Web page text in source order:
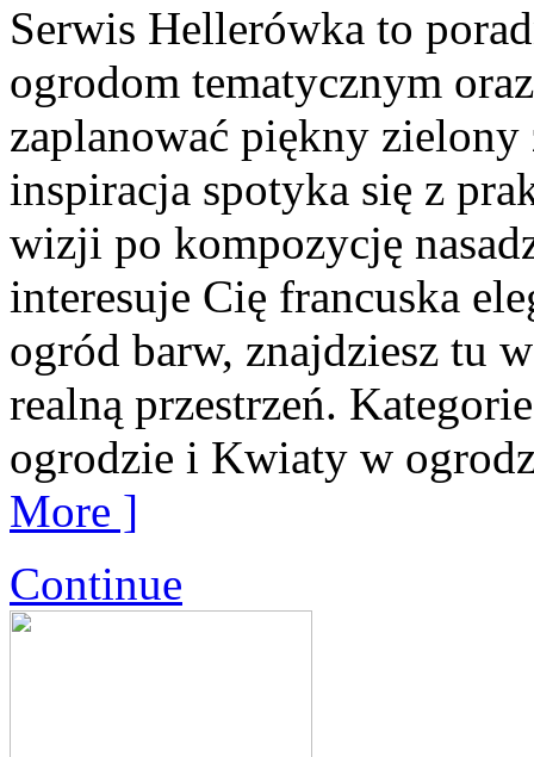
Serwis Hellerówka to
ogrodom tematycznym
zaplanować piękny
inspiracja spotyka się z
wizji po kompozycję
interesuje Cię francuska
ogród barw, znajdziesz tu
realną przestrzeń.
ogrodzie i Kwiaty w
More ]
Continue